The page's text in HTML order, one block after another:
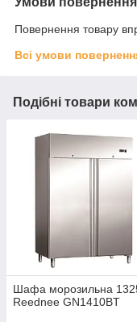
Повернення товару
Всі умови
Подібні товари
Шафа морозильна
Reednee GN1410BT